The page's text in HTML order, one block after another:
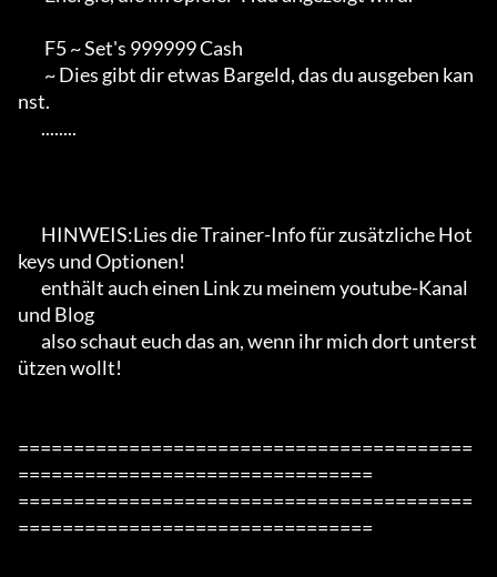
nst.
keys und Optionen!
und Blog
ützen wollt!
=========================================
================================
=========================================
================================